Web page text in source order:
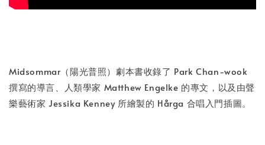
Midsommar（陽光普照）劇本書收錄了 Park Chan-wook
撰寫的導言、人類學家 Matthew Engelke 的專文，以及由聲
樂藝術家 Jessika Kenney 所繪製的 Hårga 合唱入門插圖。